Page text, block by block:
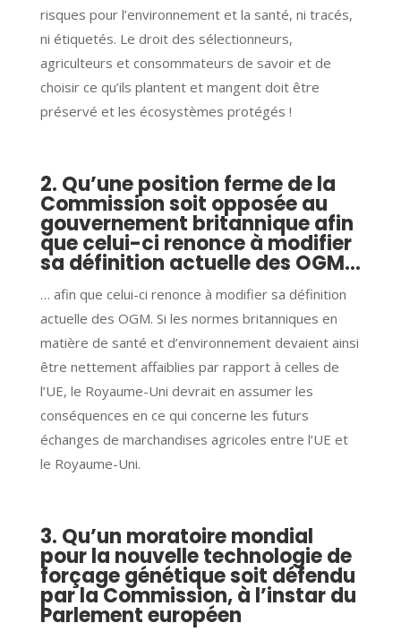
risques pour l’environnement et la santé, ni tracés,
ni étiquetés. Le droit des sélectionneurs,
agriculteurs et consommateurs de savoir et de
choisir ce qu’ils plantent et mangent doit être
préservé et les écosystèmes protégés !
2. Qu’une position ferme de la
Commission soit opposée au
gouvernement britannique afin
que celui-ci renonce à modifier
sa définition actuelle des OGM…
… afin que celui-ci renonce à modifier sa définition
actuelle des OGM. Si les normes britanniques en
matière de santé et d’environnement devaient ainsi
être nettement affaiblies par rapport à celles de
l’UE, le Royaume-Uni devrait en assumer les
conséquences en ce qui concerne les futurs
échanges de marchandises agricoles entre l’UE et
le Royaume-Uni.
3. Qu’un moratoire mondial
pour la nouvelle technologie de
forçage génétique soit défendu
par la Commission, à l’instar du
Parlement européen